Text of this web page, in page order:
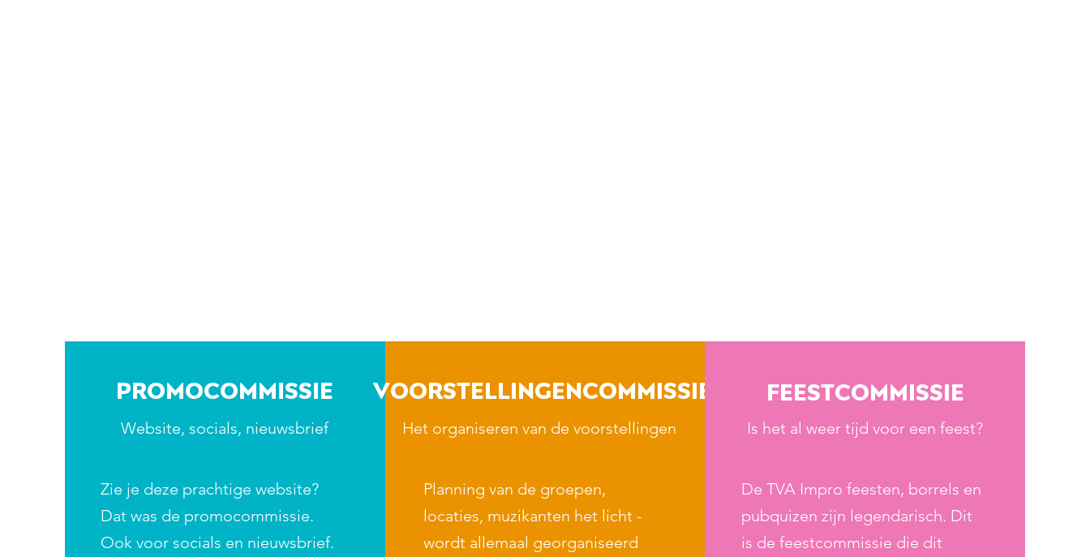
Promocommissie
Website, socials, nieuwsbrief
Zie je deze prachtige website?
Dat was de promocommissie.
Ook voor socials en nieuwsbrief.
Voorstellingencommissie
Het organiseren van de voorstellingen
Planning van de groepen,
locaties, muzikanten het licht -
wordt allemaal georganiseerd
Feestcommissie
Is het al weer tijd voor een feest?
De TVA Impro feesten, borrels en
pubquizen zijn legendarisch. Dit
is de feestcommissie die dit